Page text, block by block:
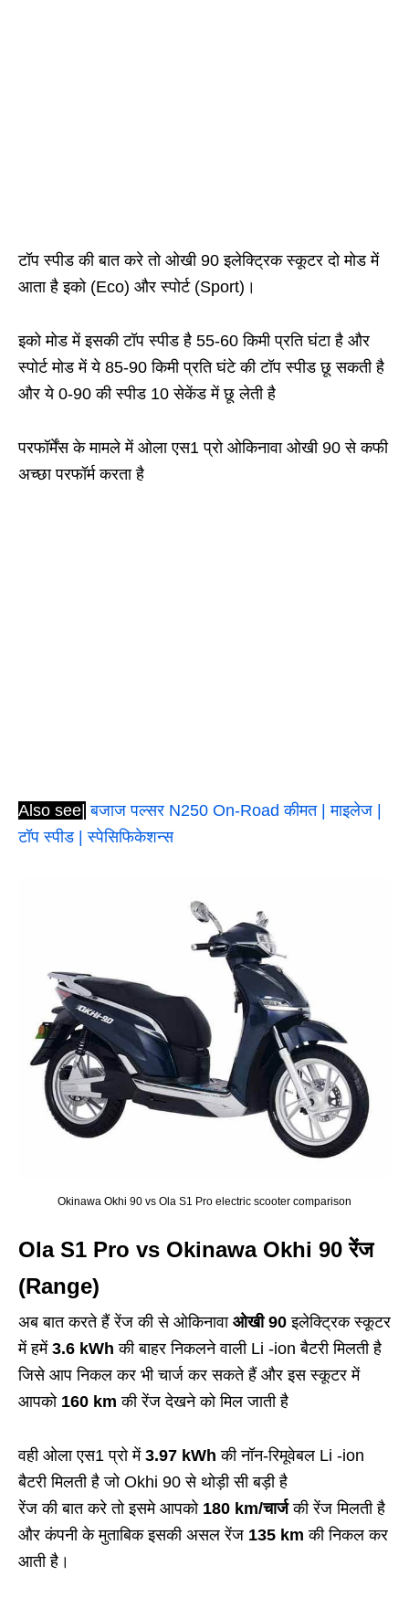
टॉप स्पीड की बात करे तो ओखी 90 इलेक्ट्रिक स्कूटर दो मोड में
आता है इको (Eco) और स्पोर्ट (Sport)।
इको मोड में इसकी टॉप स्पीड है 55-60 किमी प्रति घंटा है और
स्पोर्ट मोड में ये 85-90 किमी प्रति घंटे की टॉप स्पीड छू सकती है
और ये 0-90 की स्पीड 10 सेकेंड में छू लेती है
परफॉर्मेंस के मामले में ओला एस1 प्रो ओकिनावा ओखी 90 से कफी
अच्छा परफॉर्म करता है
Also see| बजाज पल्सर N250 On-Road कीमत | माइलेज |
टॉप स्पीड | स्पेसिफिकेशन्स
Okinawa Okhi 90 vs Ola S1 Pro electric scooter comparison
Ola S1 Pro vs Okinawa Okhi 90 रेंज
(Range)
अब बात करते हैं रेंज की से ओकिनावा ओखी 90 इलेक्ट्रिक स्कूटर
में हमें 3.6 kWh की बाहर निकलने वाली Li -ion बैटरी मिलती है
जिसे आप निकल कर भी चार्ज कर सकते हैं और इस स्कूटर में
आपको 160 km की रेंज देखने को मिल जाती है
वही ओला एस1 प्रो में 3.97 kWh की नॉन-रिमूवेबल Li -ion
बैटरी मिलती है जो Okhi 90 से थोड़ी सी बड़ी है
रेंज की बात करे तो इसमे आपको 180 km/चार्जकी रेंज मिलती है
और कंपनी के मुताबिक इसकी असल रेंज 135 km की निकल कर
आती है।